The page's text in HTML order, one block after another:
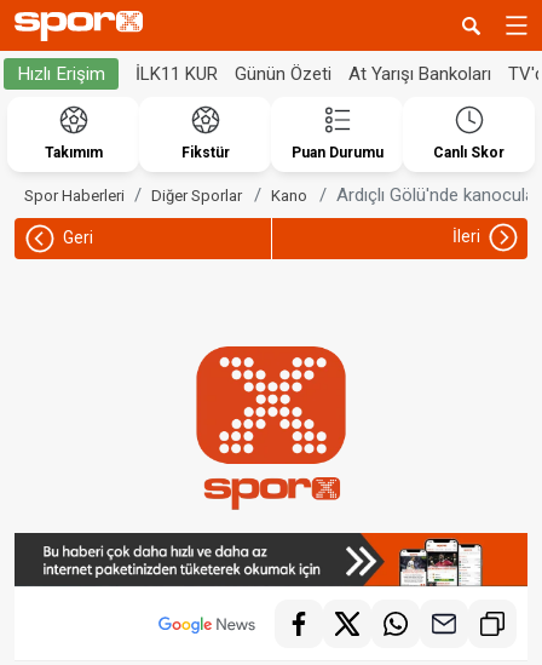
Hızlı Erişim İLK11 KUR Günün Özeti At Yarışı Bankoları
Takımım Fikstür Puan Durumu Canlı Skor
Spor Haberleri Diğer Sporlar Kano Ardıçlı Gölü'nde
Geri İleri